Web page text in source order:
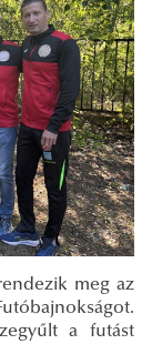
meg az
a futást